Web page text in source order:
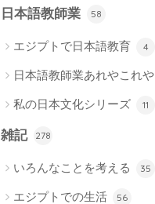
日本語教師業 58
エジプトで日本語教育 4
日本語教師業あれやこれや
私の日本文化シリーズ 11
雑記 278
いろんなことを考える 35
エジプトでの生活 56